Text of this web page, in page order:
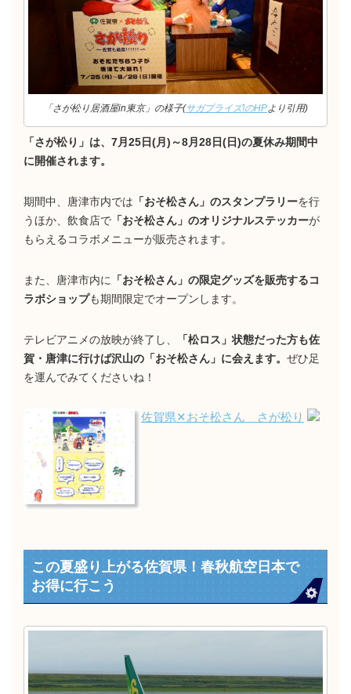
「さが松り居酒屋in東京」の様子(サガプライズ!のHPより引用)
「さが松り」は、7月25日(月)～8月28日(日)の夏休み期間中
に開催されます。
期間中、唐津市内では 「おそ松さん」のスタンプラリーを行
うほか、飲食店で 「おそ松さん」のオリジナルステッカーが
もらえるコラボメニューが販売されます。
また、唐津市内に
「おそ松さん」の限定グッズを販売するコ
ラボショップも期間限定でオープンします。
テレビアニメの放映が終了し、
「松ロス」状態だった方も佐
賀・唐津に行けば沢山の「おそ松さん」に会えます。 ぜひ足
を運んでみてくださいね！
佐賀県✕おそ松さん さが松り
この夏盛り上がる佐賀県！春秋航空日本で
お得に行こう